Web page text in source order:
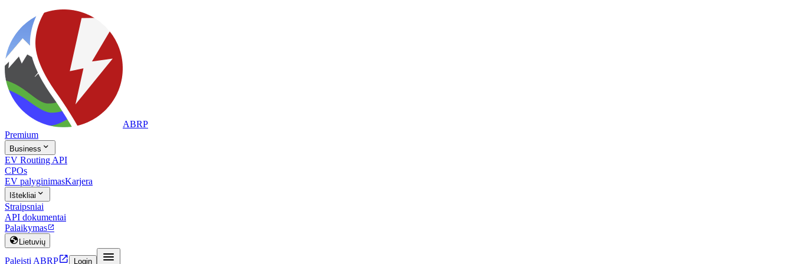
ABRP
Premium
Business 
EV Routing API
CPOs
EV palyginimasKarjera
Ištekliai 
Straipsniai
API dokumentai
Palaikymas
 Lietuvių
Paleisti ABRP Login 